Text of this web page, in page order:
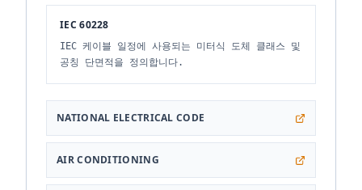
IEC 60228
IEC 케이블 일정에 사용되는 미터식 도체 클래스 및
공칭 단면적을 정의합니다.
NATIONAL ELECTRICAL CODE
AIR CONDITIONING